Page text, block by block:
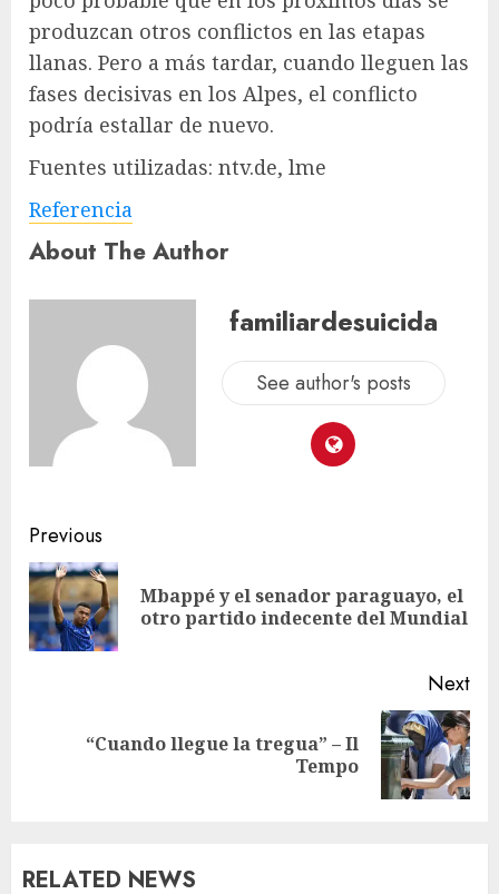
produzcan otros conflictos en las etapas
llanas. Pero a más tardar, cuando lleguen las
fases decisivas en los Alpes, el conflicto
podría estallar de nuevo.
Fuentes utilizadas: ntv.de, lme
Referencia
About The Author
familiardesuicida
See author's posts
Previous
Mbappé y el senador paraguayo, el
otro partido indecente del Mundial
Next
“Cuando llegue la tregua” – Il
Tempo
RELATED NEWS